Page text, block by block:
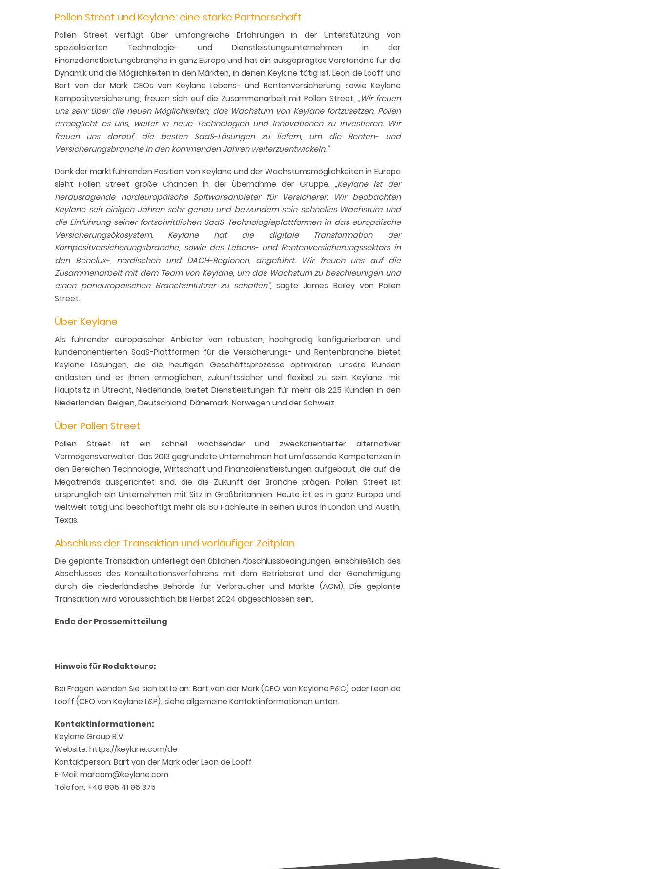
Pollen Street und Keylane: eine starke Partnerschaft
Pollen Street verfügt über umfangreiche Erfahrungen in der Unterstützung von
spezialisierten Technologie- und Dienstleistungsunternehmen in der
Finanzdienstleistungsbranche in ganz Europa und hat ein ausgeprägtes Verständnis für die
Dynamik und die Möglichkeiten in den Märkten, in denen Keylane tätig ist. Leon de Looff und
Bart van der Mark, CEOs von Keylane Lebens- und Rentenversicherung sowie Keylane
Kompositversicherung, freuen sich auf die Zusammenarbeit mit Pollen Street: „Wir freuen
uns sehr über die neuen Möglichkeiten, das Wachstum von Keylane fortzusetzen. Pollen
ermöglicht es uns, weiter in neue Technologien und Innovationen zu investieren. Wir
freuen uns darauf, die besten SaaS-Lösungen zu liefern, um die Renten- und
Versicherungsbranche in den kommenden Jahren weiterzuentwickeln.“
Dank der marktführenden Position von Keylane und der Wachstumsmöglichkeiten in Europa
sieht Pollen Street große Chancen in der Übernahme der Gruppe.„Keylane ist der
herausragende nordeuropäische Softwareanbieter für Versicherer. Wir beobachten
Keylane seit einigen Jahren sehr genau und bewundern sein schnelles Wachstum und
die Einführung seiner fortschrittlichen SaaS-Technologieplattformen in das europäische
Versicherungsökosystem. Keylane hat die digitale Transformation der
Kompositversicherungsbranche, sowie des Lebens- und Rentenversicherungssektors in
den Benelux-, nordischen und DACH-Regionen, angeführt. Wir freuen uns auf die
Zusammenarbeit mit dem Team von Keylane, um das Wachstum zu beschleunigen und
einen paneuropäischen Branchenführer zu schaffen“, sagte James Bailey von Pollen
Street.
Über Keylane
Als führender europäischer Anbieter von robusten, hochgradig konfigurierbaren und
kundenorientierten SaaS-Plattformen für die Versicherungs- und Rentenbranche bietet
Keylane Lösungen, die die heutigen Geschäftsprozesse optimieren, unsere Kunden
entlasten und es ihnen ermöglichen, zukunftssicher und flexibel zu sein. Keylane, mit
Hauptsitz in Utrecht, Niederlande, bietet Dienstleistungen für mehr als 225 Kunden in den
Niederlanden, Belgien, Deutschland, Dänemark, Norwegen und der Schweiz.
Über Pollen Street
Pollen Street ist ein schnell wachsender und zweckorientierter alternativer
Vermögensverwalter. Das 2013 gegründete Unternehmen hat umfassende Kompetenzen in
den Bereichen Technologie, Wirtschaft und Finanzdienstleistungen aufgebaut, die auf die
Megatrends ausgerichtet sind, die die Zukunft der Branche prägen. Pollen Street ist
ursprünglich ein Unternehmen mit Sitz in Großbritannien. Heute ist es in ganz Europa und
weltweit tätig und beschäftigt mehr als 80 Fachleute in seinen Büros in London und Austin,
Texas.
Abschluss der Transaktion und vorläufiger Zeitplan
Die geplante Transaktion unterliegt den üblichen Abschlussbedingungen, einschließlich des
Abschlusses des Konsultationsverfahrens mit dem Betriebsrat und der Genehmigung
durch die niederländische Behörde für Verbraucher und Märkte (ACM). Die geplante
Transaktion wird voraussichtlich bis Herbst 2024 abgeschlossen sein.
Ende der Pressemitteilung
Hinweis für Redakteure:
Bei Fragen wenden Sie sich bitte an: Bart van der Mark (CEO von Keylane P&C) oder Leon de
Looff (CEO von Keylane L&P); siehe allgemeine Kontaktinformationen unten.
Kontaktinformationen:
Keylane Group B.V.
Website: https://keylane.com/de
Kontaktperson: Bart van der Mark oder Leon de Looff
E-Mail: marcom@keylane.com
Telefon: +49 895 41 96 375